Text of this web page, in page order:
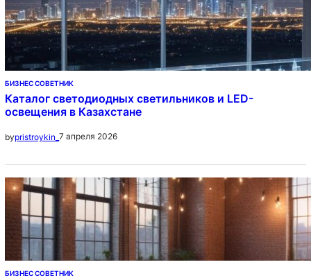
БИЗНЕС СОВЕТНИК
Каталог светодиодных светильников и LED-
освещения в Казахстане
bypristroykin_ 7 апреля 2026
БИЗНЕС СОВЕТНИК